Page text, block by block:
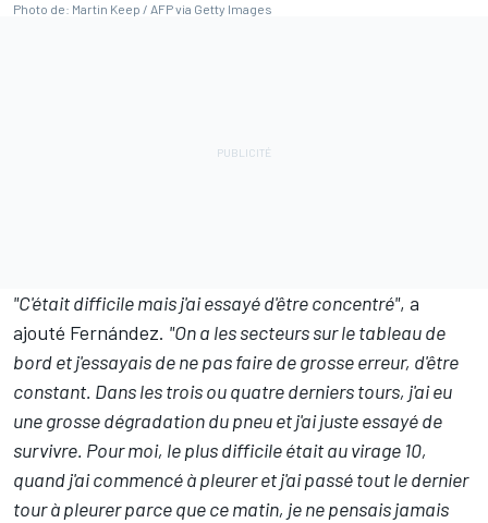
Photo de: Martin Keep / AFP via Getty Images
"C'était difficile mais j'ai essayé d'être concentré", a
ajouté Fernández. "On a les secteurs sur le tableau de
bord et j'essayais de ne pas faire de grosse erreur, d'être
constant. Dans les trois ou quatre derniers tours, j'ai eu
une grosse dégradation du pneu et j'ai juste essayé de
survivre. Pour moi, le plus difficile était au virage 10,
quand j'ai commencé à pleurer et j'ai passé tout le dernier
tour à pleurer parce que ce matin, je ne pensais jamais